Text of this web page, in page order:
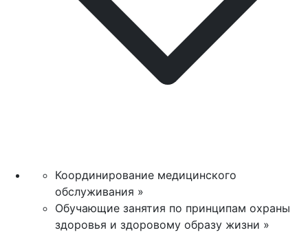
Координирование медицинского
обслуживания »
Обучающие занятия по принципам охраны
здоровья и здоровому образу жизни »